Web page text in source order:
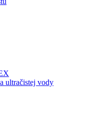
ultračistej vody